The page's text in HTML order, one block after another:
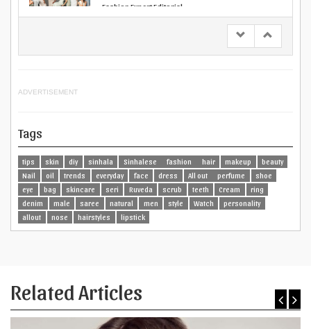
Fashion Expert Editorial
ADVERTISEMENT
Tags
tips skin diy sinhala Sinhalese fashion hair makeup
beauty
Nail
oil trends everyday face dress All out perfume
shoe
eye
bag skincare seri Ruveda scrub teeth Cream
ring
denim
male saree natural men style Watch
personality
allout
nose hairstyles lipstick
Related Articles